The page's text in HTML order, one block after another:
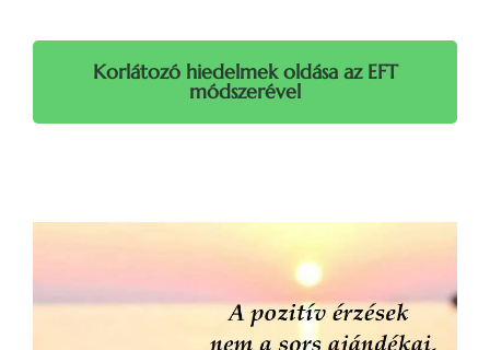
Korlátozó hiedelmek oldása az EFT
módszerével